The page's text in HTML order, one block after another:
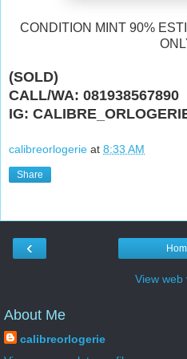
CONDITION MINT 90%
(SOLD)
CALL/WA: 081938567890
IG:
calibreorlogerie at 8:33 AM
Share
‹
View web
About Me
calibreorlogerie